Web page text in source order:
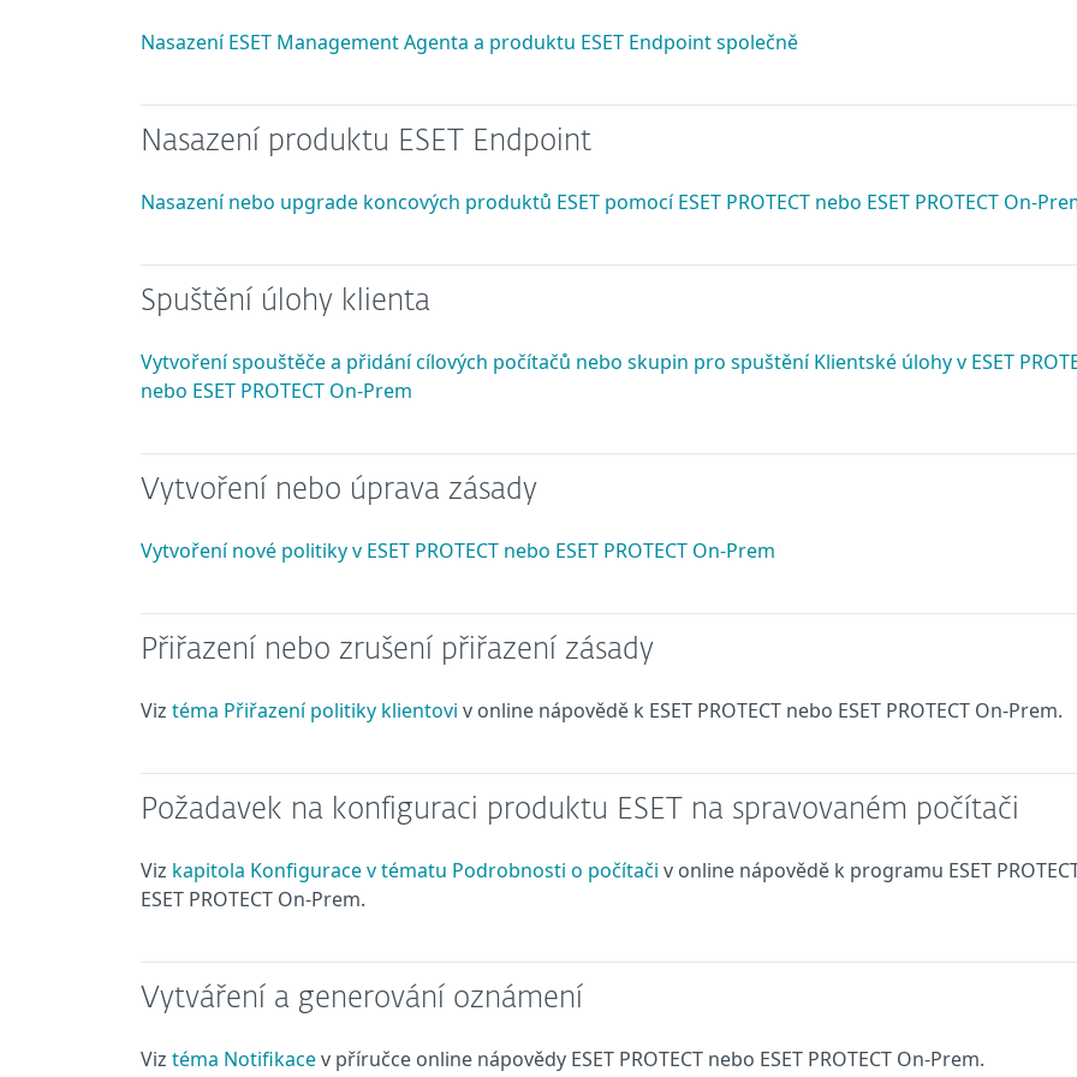
Nasazení ESET Management Agenta a produktu ESET Endpoint společně
Nasazení produktu ESET Endpoint
Nasazení nebo upgrade koncových produktů ESET pomocí ESET PROTECT nebo ESET PROTECT On-
Spuštění úlohy klienta
Vytvoření spouštěče a přidání cílových počítačů nebo skupin pro spuštění Klientské úlohy v ESET
nebo ESET PROTECT On-Prem
Vytvoření nebo úprava zásady
Vytvoření nové politiky v ESET PROTECT nebo ESET PROTECT On-Prem
Přiřazení nebo zrušení přiřazení zásady
Viz téma Přiřazení politiky klientovi v online nápovědě k ESET PROTECT nebo ESET PROTECT On-Prem.
Požadavek na konfiguraci produktu ESET na spravovaném počítači
Viz kapitola Konfigurace v tématu Podrobnosti o počítači v online nápovědě k programu ESET
ESET PROTECT On-Prem.
Vytváření a generování oznámení
Viz téma Notifikacev příručce online nápovědy ESET PROTECT nebo ESET PROTECT On-Prem.